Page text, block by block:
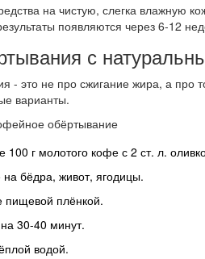
на чистую, слегка влажную
появляются через 6-12
с
- это не про сжигание жира, а про
варианты.
обёртывание
г молотого кофе с 2 ст. л.
на бёдра, живот, ягодицы.
пищевой плёнкой.
30-40 минут.
водой.